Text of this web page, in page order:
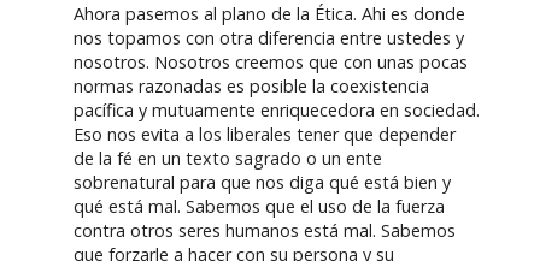
Ahora pasemos al plano de la Ética. Ahi es donde
nos topamos con otra diferencia entre ustedes y
nosotros. Nosotros creemos que con unas pocas
normas razonadas es posible la coexistencia
pacífica y mutuamente enriquecedora en sociedad.
Eso nos evita a los liberales tener que depender
de la fé en un texto sagrado o un ente
sobrenatural para que nos diga qué está bien y
qué está mal. Sabemos que el uso de la fuerza
contra otros seres humanos está mal. Sabemos
que forzarle a hacer con su persona y su